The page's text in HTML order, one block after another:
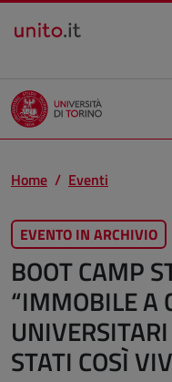
Salta al contenuto
Home Eventi
EVENTO IN ARCHIVIO
BOOT CAMP
“IMMOBILE A
STATI COSÌ